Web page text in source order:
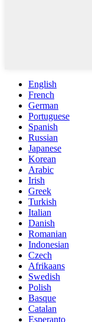
English
French
German
Portuguese
Spanish
Russian
Japanese
Korean
Arabic
Irish
Greek
Turkish
Italian
Danish
Romanian
Indonesian
Czech
Afrikaans
Swedish
Polish
Basque
Catalan
Esperanto